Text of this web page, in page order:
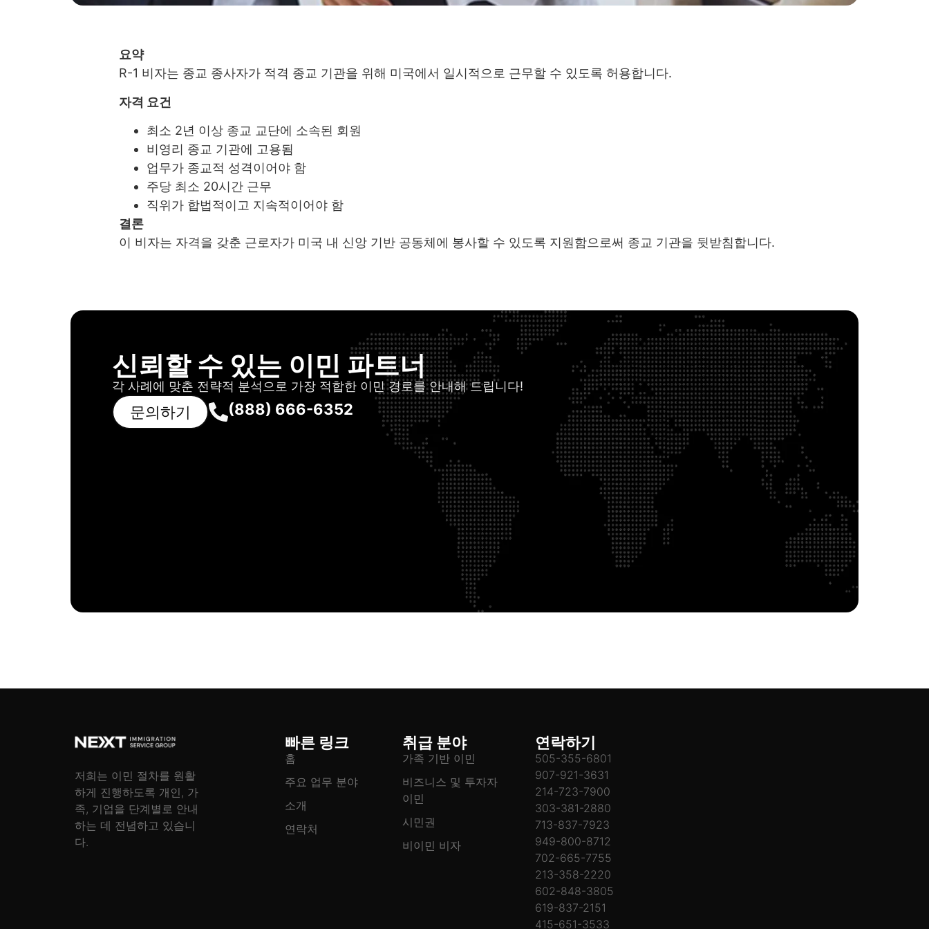
요약
R-1 비자는 종교 종사자가 적격 종교 기관을 위해 미국에서 일시적으로 근무할 수 있도록 허용합니다.
자격 요건
최소 2년 이상 종교 교단에 소속된 회원
비영리 종교 기관에 고용됨
업무가 종교적 성격이어야 함
주당 최소 20시간 근무
직위가 합법적이고 지속적이어야 함
결론
이 비자는 자격을 갖춘 근로자가 미국 내 신앙 기반 공동체에 봉사할 수 있도록 지원함으로써 종교 기관을 뒷받침합니다.
신뢰할 수 있는 이민 파트너
각 사례에 맞춘 전략적 분석으로 가장 적합한 이민 경로를 안내해 드립니다!
문의하기 (888) 666-6352
저희는 이민 절차를 원활
하게 진행하도록 개인, 가
족, 기업을 단계별로 안내
하는 데 전념하고 있습니
다.
빠른 링크
홈
주요 업무 분야
소개
연락처
취급 분야
가족 기반 이민
비즈니스 및 투자자
이민
시민권
비이민 비자
연락하기
505-355-6801
907-921-3631
214-723-7900
303-381-2880
713-837-7923
949-800-8712
702-665-7755
213-358-2220
602-848-3805
619-837-2151
415-651-3533